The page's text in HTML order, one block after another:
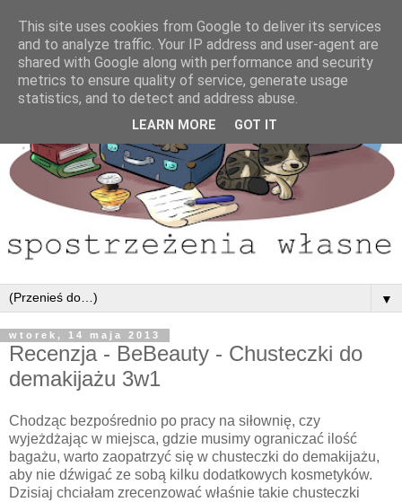
▼
wtorek, 14 maja 2013
Recenzja - BeBeauty - Chusteczki do
demakijażu 3w1
Chodząc bezpośrednio po pracy na siłownię, czy
wyjeżdżając w miejsca, gdzie musimy ograniczać ilość
bagażu, warto zaopatrzyć się w chusteczki do demakijażu,
aby nie dźwigać ze sobą kilku dodatkowych kosmetyków.
Dzisiaj chciałam zrecenzować właśnie takie chusteczki
This site uses cookies from Google to deliver its services
and to analyze traffic. Your IP address and user-agent are
shared with Google along with performance and security
metrics to ensure quality of service, generate usage
statistics, and to detect and address abuse.
LEARN MORE GOT IT